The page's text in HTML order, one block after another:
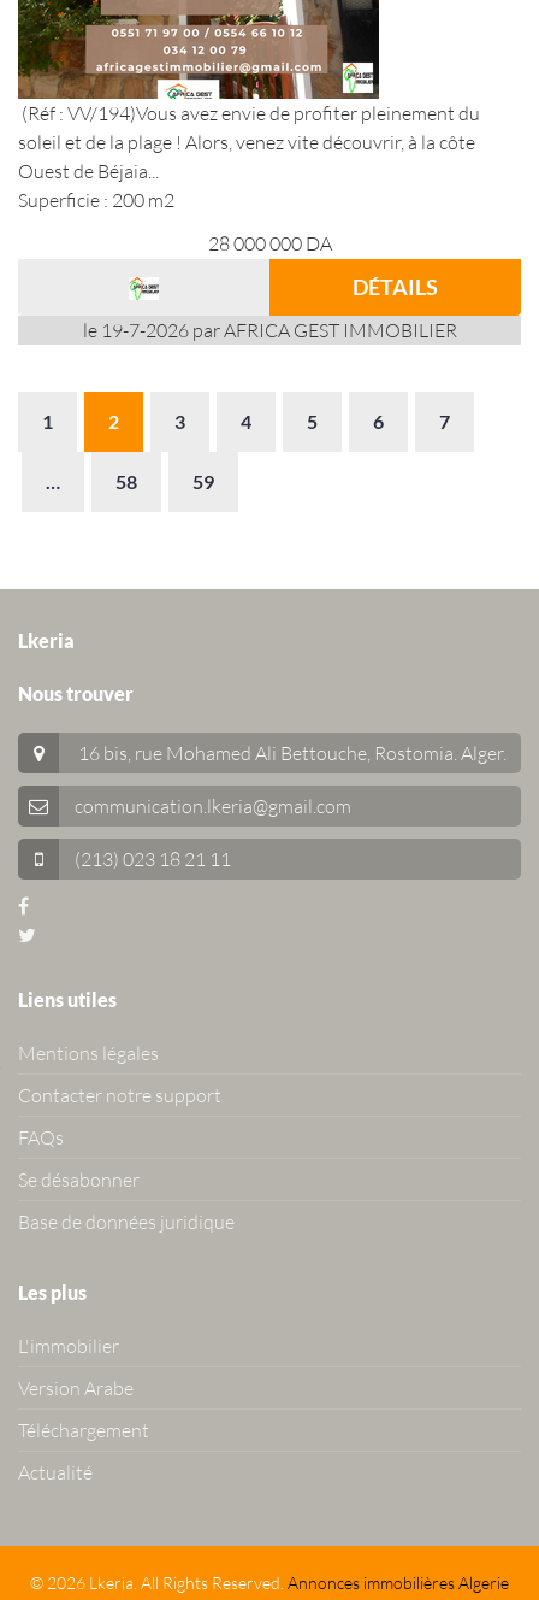
(Réf : VV/194)Vous avez envie de profiter pleinement du
soleil et de la plage ! Alors, venez vite découvrir, à la côte
Ouest de Béjaia...
Superficie : 200 m2
28 000 000 DA
DÉTAILS
le 19-7-2026 par AFRICA GEST IMMOBILIER
1 2 3 4 5 6 7
… 58 59
Lkeria
Nous trouver
16 bis, rue Mohamed Ali Bettouche, Rostomia. Alger.
communication.lkeria@gmail.com
(213) 023 18 21 11
Liens utiles
Mentions légales
Contacter notre support
FAQs
Se désabonner
Base de données juridique
Les plus
L'immobilier
Version Arabe
Téléchargement
Actualité
© 2026 Lkeria. All Rights Reserved. Annonces immobilières Algerie